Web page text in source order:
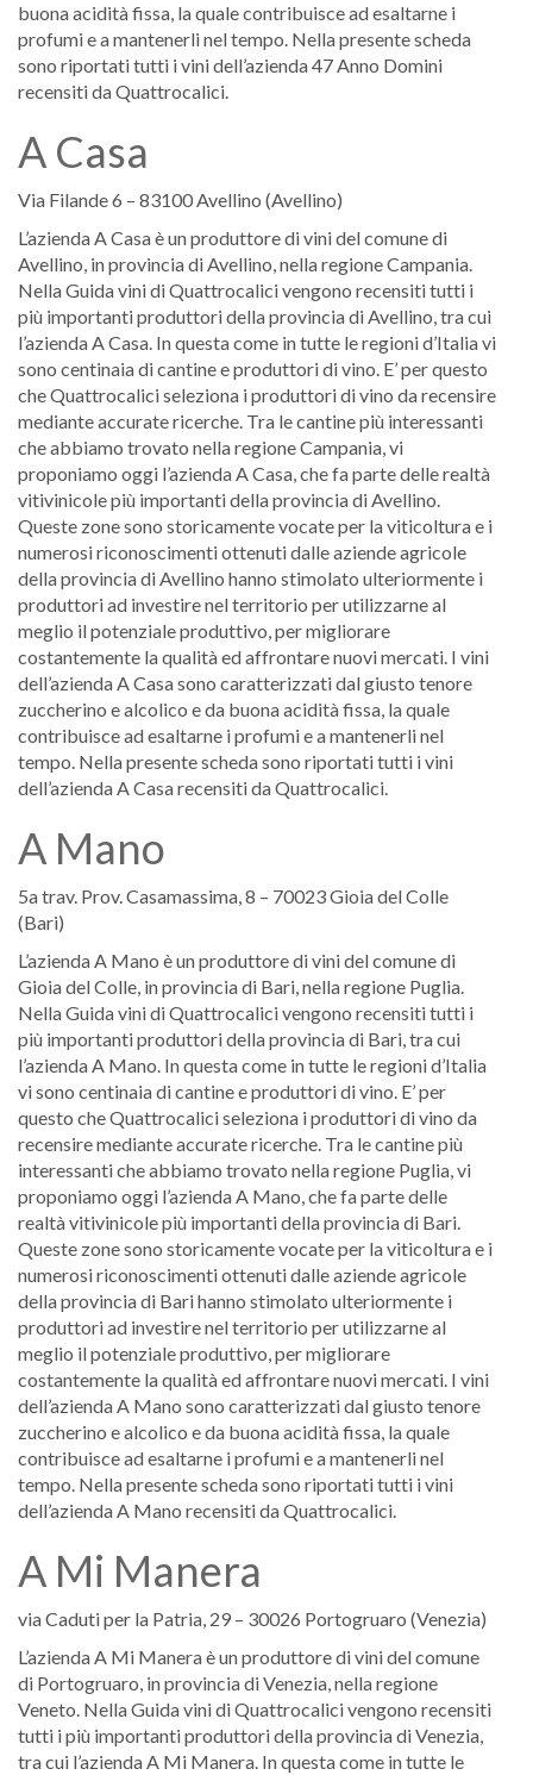
buona acidità fissa, la quale contribuisce ad esaltarne i
profumi e a mantenerli nel tempo. Nella presente scheda
sono riportati tutti i vini dell’azienda 47 Anno Domini
recensiti da Quattrocalici.
A Casa
Via Filande 6 – 83100 Avellino (Avellino)
L’azienda A Casa è un produttore di vini del comune di
Avellino, in provincia di Avellino, nella regione Campania.
Nella Guida vini di Quattrocalici vengono recensiti tutti i
più importanti produttori della provincia di Avellino, tra cui
l’azienda A Casa. In questa come in tutte le regioni d’Italia vi
sono centinaia di cantine e produttori di vino. E’ per questo
che Quattrocalici seleziona i produttori di vino da recensire
mediante accurate ricerche. Tra le cantine più interessanti
che abbiamo trovato nella regione Campania, vi
proponiamo oggi l’azienda A Casa, che fa parte delle realtà
vitivinicole più importanti della provincia di Avellino.
Queste zone sono storicamente vocate per la viticoltura e i
numerosi riconoscimenti ottenuti dalle aziende agricole
della provincia di Avellino hanno stimolato ulteriormente i
produttori ad investire nel territorio per utilizzarne al
meglio il potenziale produttivo, per migliorare
costantemente la qualità ed affrontare nuovi mercati. I vini
dell’azienda A Casa sono caratterizzati dal giusto tenore
zuccherino e alcolico e da buona acidità fissa, la quale
contribuisce ad esaltarne i profumi e a mantenerli nel
tempo. Nella presente scheda sono riportati tutti i vini
dell’azienda A Casa recensiti da Quattrocalici.
A Mano
5a trav. Prov. Casamassima, 8 – 70023 Gioia del Colle
(Bari)
L’azienda A Mano è un produttore di vini del comune di
Gioia del Colle, in provincia di Bari, nella regione Puglia.
Nella Guida vini di Quattrocalici vengono recensiti tutti i
più importanti produttori della provincia di Bari, tra cui
l’azienda A Mano. In questa come in tutte le regioni d’Italia
vi sono centinaia di cantine e produttori di vino. E’ per
questo che Quattrocalici seleziona i produttori di vino da
recensire mediante accurate ricerche. Tra le cantine più
interessanti che abbiamo trovato nella regione Puglia, vi
proponiamo oggi l’azienda A Mano, che fa parte delle
realtà vitivinicole più importanti della provincia di Bari.
Queste zone sono storicamente vocate per la viticoltura e i
numerosi riconoscimenti ottenuti dalle aziende agricole
della provincia di Bari hanno stimolato ulteriormente i
produttori ad investire nel territorio per utilizzarne al
meglio il potenziale produttivo, per migliorare
costantemente la qualità ed affrontare nuovi mercati. I vini
dell’azienda A Mano sono caratterizzati dal giusto tenore
zuccherino e alcolico e da buona acidità fissa, la quale
contribuisce ad esaltarne i profumi e a mantenerli nel
tempo. Nella presente scheda sono riportati tutti i vini
dell’azienda A Mano recensiti da Quattrocalici.
A Mi Manera
via Caduti per la Patria, 29 – 30026 Portogruaro (Venezia)
L’azienda A Mi Manera è un produttore di vini del comune
di Portogruaro, in provincia di Venezia, nella regione
Veneto. Nella Guida vini di Quattrocalici vengono recensiti
tutti i più importanti produttori della provincia di Venezia,
tra cui l’azienda A Mi Manera. In questa come in tutte le